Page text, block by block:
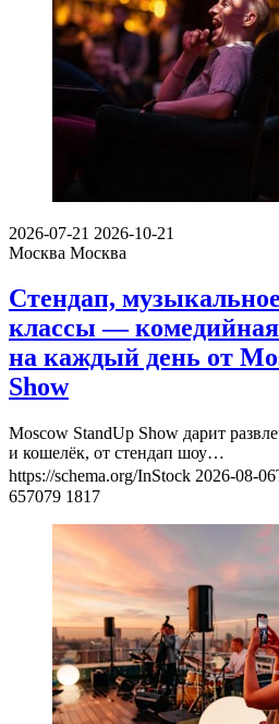
2026-07-21 2026-10-21
Москва Москва
Стендап,
классы —
на каждый день от
Show
Moscow StandUp Show дарит
и кошелёк, от стендап шоу…
https://schema.org/InStock 2026-08-
657079 1817